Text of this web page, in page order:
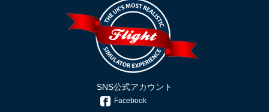
SNS公式アカウント
Facebook